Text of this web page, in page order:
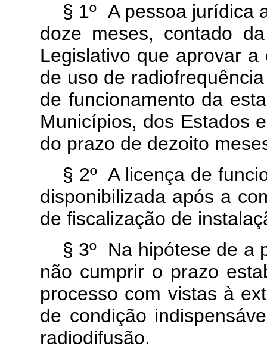
§ 1º A pessoa jurídica
doze meses, contado
Legislativo que aprovar
de uso de
de funcionamento da
Municípios, dos Estados
do prazo de dezoito
§ 2º A licença de
disponibilizada após a
de fiscalização de
§ 3º Na hipótese de a
não cumprir o prazo
processo com vistas à
de condição
radiodifusão.